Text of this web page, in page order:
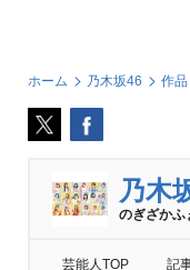
ホーム 乃木坂46 作品
乃木
のぎざかふ
芸能人TOP 記